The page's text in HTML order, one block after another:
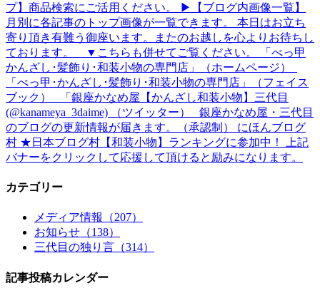
プ】商品検索にご活用ください。 ▶【ブログ内画像一覧】
月別に各記事のトップ画像が一覧できます。 本日はお立ち
寄り頂き有難う御座います。またのお越しを心よりお待ちし
ております。 ▼こちらも併せてご覧ください。 「べっ甲
かんざし･髪飾り･和装小物の専門店」（ホームページ）
「べっ甲･かんざし･髪飾り･和装小物の専門店」（フェイス
ブック） 「銀座かなめ屋【かんざし和装小物】三代目
(@kanameya_3daime) （ツイッター） 銀座かなめ屋・三代目
のブログの更新情報が届きます。（承認制） にほんブログ
村 ★日本ブログ村【和装小物】ランキングに参加中！ 上記
バナーをクリックして応援して頂けると励みになります。
カテゴリー
メディア情報（207）
お知らせ（138）
三代目の独り言（314）
記事投稿カレンダー